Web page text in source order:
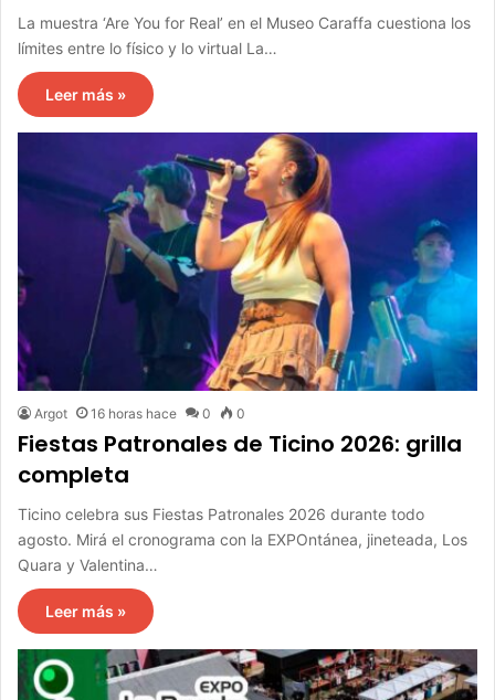
La muestra ‘Are You for Real’ en el Museo Caraffa cuestiona los
límites entre lo físico y lo virtual La…
Leer más »
Argot 16 horas hace 0 0
Fiestas Patronales de Ticino 2026: grilla
completa
Ticino celebra sus Fiestas Patronales 2026 durante todo
agosto. Mirá el cronograma con la EXPOntánea, jineteada, Los
Quara y Valentina…
Leer más »